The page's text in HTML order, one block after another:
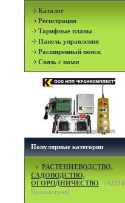
Каталог
Регистрация
Тарифные планы
Панель управления
Расширенный поиск
Связь с нами
Популярные категории
РАСТЕНИЕВОДСТВО,
САДОВОДСТВО,
ОГОРОДНИЧЕСТВО
(42210
Просмотров)